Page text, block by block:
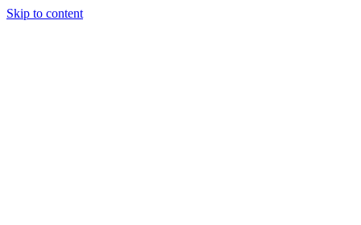
Skip to content